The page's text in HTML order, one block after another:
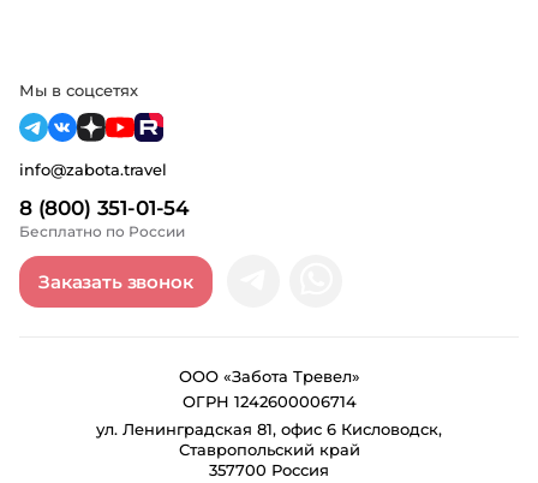
8 (800) 351-01-54
Бесплатно по России
info@zabota.travel
Заказать звонок
Мы в соцсетях
ООО «Забота Тревел»
ОГРН 1242600006714
ул. Ленинградская 81, офис 6 Кисловодск,
Ставропольский край
357700 Россия